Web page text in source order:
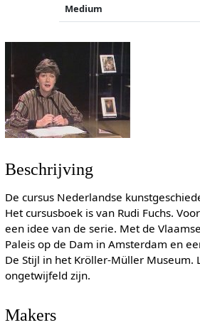
Medium
Beschrijving
De cursus Nederlandse
Het cursusboek is van Rudi Fuchs.
een idee van de serie. Met de
Paleis op de Dam in Amsterdam en
De Stijl in het Kröller-Müller Museum.
ongetwijfeld zijn.
Makers